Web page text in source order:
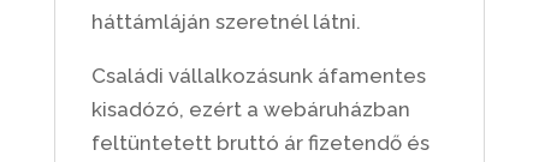
háttámláján szeretnél látni.
Családi vállalkozásunk áfamentes
kisadózó, ezért a webáruházban
feltüntetett bruttó ár fizetendő és